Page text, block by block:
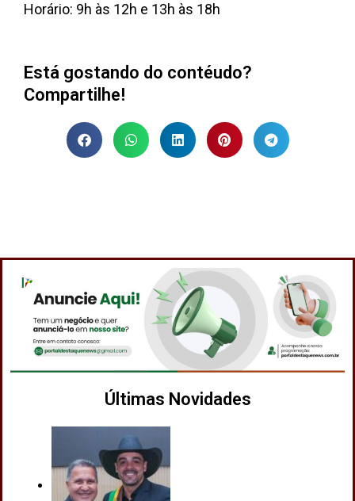
Horário: 9h às 12h e 13h às 18h
Está gostando do contéudo?
Compartilhe!
Últimas Novidades